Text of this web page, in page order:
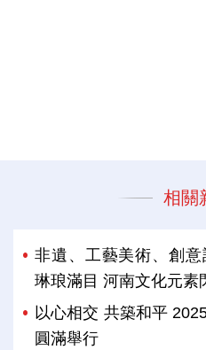
相關
非遺、工藝美術、創
琳琅滿目 河南文化元素
以心相交 共築和平
圓滿舉行